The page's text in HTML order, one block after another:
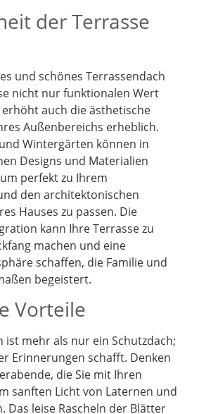
der Terrasse
und schönes Terrassendach
nicht nur funktionalen Wert
auch die ästhetische
Außenbereichs erheblich.
Wintergärten können in
Designs und Materialien
perfekt zu Ihrem
den architektonischen
Hauses zu passen. Die
kann Ihre Terrasse zu
machen und eine
schaffen, die Familie und
begeistert.
Vorteile
ist mehr als nur ein Schutzdach;
Erinnerungen schafft. Denken
die Sie mit Ihren
sanften Licht von Laternen und
Das leise Rascheln der Blätter